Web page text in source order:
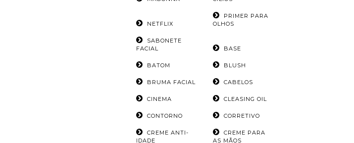
NETFLIX
PRIMER PARA
OLHOS
SABONETE
FACIAL
BASE
BATOM BLUSH
BRUMA FACIAL CABELOS
CINEMA CLEASING OIL
CONTORNO CORRETIVO
CREME ANTI-
IDADE
CREME PARA
AS MÃOS